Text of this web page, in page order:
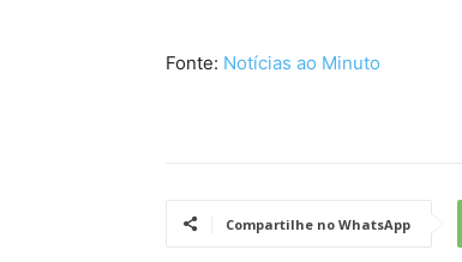
Fonte: Notícias ao Minuto
Compartilhe no WhatsApp